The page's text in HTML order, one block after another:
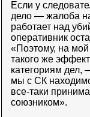
Если у
дело — жалоба
работает над
оперативник
«Поэтому, на
такого же
категориям дел,
мы с СК
все-таки
союзником».